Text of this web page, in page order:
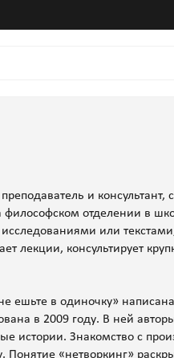
и консультант,
отделении в
исследованиями или
лекции, консультирует
ешьте в одиночку»
в 2009 году. В ней
истории. Знакомство с
Понятие «нетворкинг»